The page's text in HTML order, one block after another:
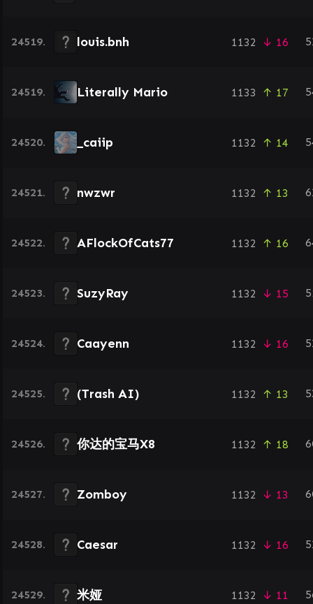
24519. louis.bnh 1132 ↓ 16
24519. Literally Mario 1133 ↑ 17
24520. _caiip 1132 ↑ 14
24521. nwzwr 1132 ↑ 13
24522. AFlockOfCats77 1132 ↑ 16
24523. SuzyRay 1132 ↓ 15
24524. Caayenn 1132 ↓ 16
24525. (Trash AI) 1132 ↑ 13
24526. 你达的宝马X8 1132 ↑ 18
24527. Zomboy 1132 ↓ 13
24528. Caesar 1132 ↓ 16
24529. 米娅 1132 ↓ 11